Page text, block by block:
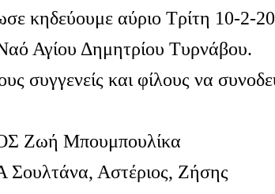
κηδεύουμε αύριο Τρίτη 10-2-
Αγίου Δημητρίου Τυρνάβου.
συγγενείς και φίλους να
Ζωή Μπουμπουλίκα
Αστέριος, Ζήσης